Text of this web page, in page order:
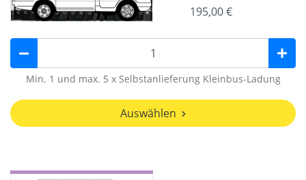
195,00 €
Min. 1 und max. 5 x Selbstanlieferung Kleinbus-Ladung
Auswählen